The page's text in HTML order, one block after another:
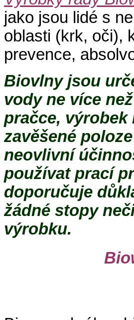
jako jsou lidé s
oblasti (krk, oči),
prevence,
Biovlny jsou
vody ne více
pračce, výrobek
zavěšené
neovlivní
používat prací
doporučuje
žádné stopy
výrobku.